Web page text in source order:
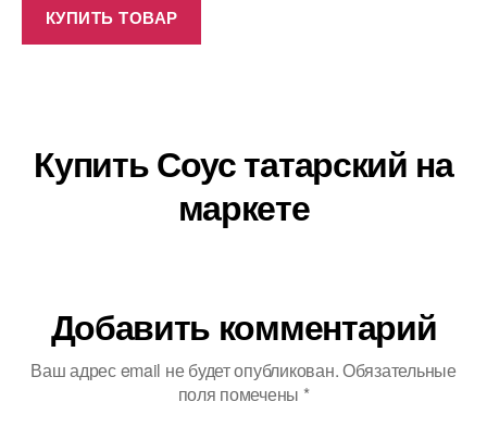
КУПИТЬ ТОВАР
Купить Соус татарский на
маркете
Добавить комментарий
Ваш адрес email не будет опубликован.Обязательные
поля помечены *